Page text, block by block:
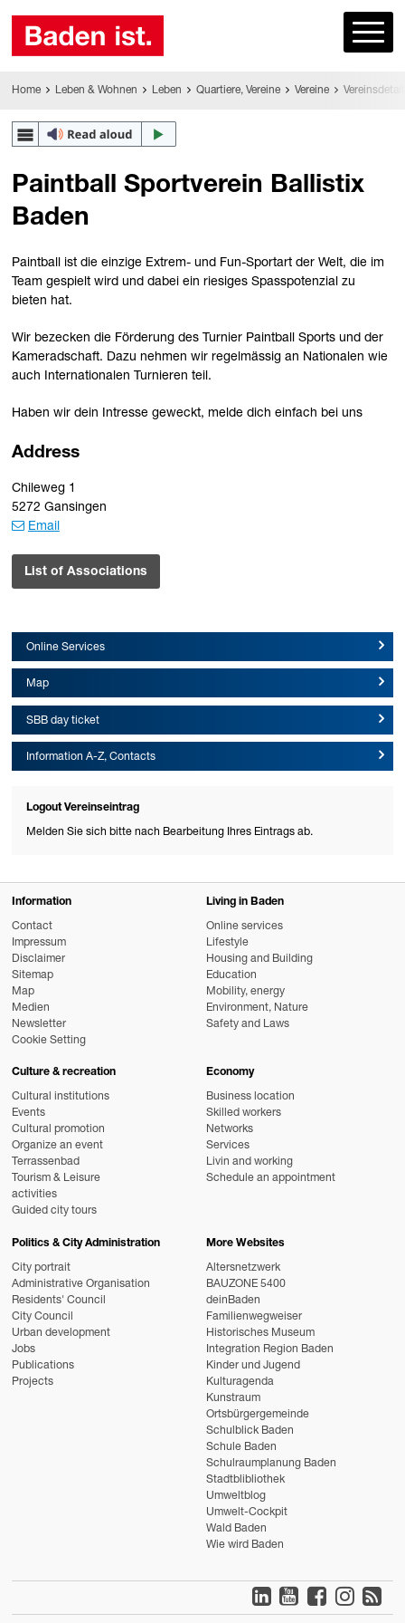
Home Leben & Wohnen Leben Quartiere, Vereine Vereine
Paintball Sportverein Ballistix
Baden
Paintball ist die einzige Extrem- und Fun-Sportart der Welt, die im
Team gespielt wird und dabei ein riesiges Spasspotenzial zu
bieten hat.
Wir bezecken die Förderung des Turnier Paintball Sports und der
Kameradschaft. Dazu nehmen wir regelmässig an Nationalen wie
auch Internationalen Turnieren teil.
Haben wir dein Intresse geweckt, melde dich einfach bei uns
Address
Chileweg 1
5272 Gansingen
Email
List of Associations
Online Services
Map
SBB day ticket
Information A-Z, Contacts
Logout Vereinseintrag
Melden Sie sich bitte nach Bearbeitung Ihres Eintrags ab.
Information
Contact
Impressum
Disclaimer
Sitemap
Map
Medien
Newsletter
Cookie Setting
Living in Baden
Online services
Lifestyle
Housing and Building
Education
Mobility, energy
Environment, Nature
Safety and Laws
Culture & recreation
Cultural institutions
Events
Cultural promotion
Organize an event
Terrassenbad
Tourism & Leisure
activities
Guided city tours
Economy
Business location
Skilled workers
Networks
Services
Livin and working
Schedule an appointment
Politics & City Administration
City portrait
Administrative Organisation
Residents' Council
City Council
Urban development
Jobs
Publications
Projects
More Websites
Altersnetzwerk
BAUZONE 5400
deinBaden
Familienwegweiser
Historisches Museum
Integration Region Baden
Kinder und Jugend
Kulturagenda
Kunstraum
Ortsbürgergemeinde
Schulblick Baden
Schule Baden
Schulraumplanung Baden
Stadtblibliothek
Umweltblog
Umwelt-Cockpit
Wald Baden
Wie wird Baden